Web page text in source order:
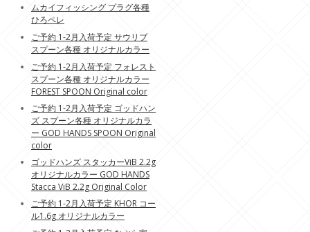
ムカイフィッシング プラグ各種
ひろペレ
ご予約 1-2月入荷予定 サウリブ
スプーン各種 オリジナルカラー
ご予約 1-2月入荷予定 フォレスト
スプーン各種 オリジナルカラー
FOREST SPOON Original color
ご予約 1-2月入荷予定 ゴッドハン
ズ スプーン各種 オリジナルカラ
ー GOD HANDS SPOON Original
color
ゴッドハンズ スタッカーViB 2.2g
オリジナルカラー GOD HANDS
Stacca ViB 2.2g Original Color
ご予約 1-2月入荷予定 KHOR コー
ル1.6g オリジナルカラー